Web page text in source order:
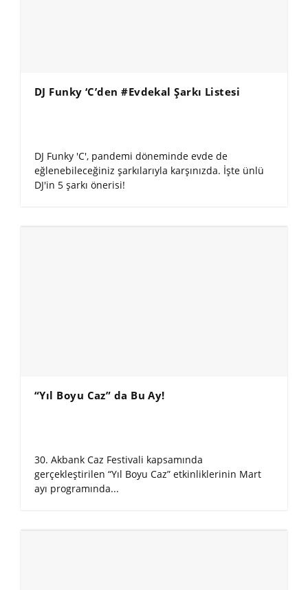
DJ Funky ‘C’den #Evdekal Şarkı Listesi
DJ Funky 'C', pandemi döneminde evde de
eğlenebileceğiniz şarkılarıyla karşınızda. İşte ünlü
DJ'in 5 şarkı önerisi!
“Yıl Boyu Caz” da Bu Ay!
30. Akbank Caz Festivali kapsamında
gerçekleştirilen “Yıl Boyu Caz” etkinliklerinin Mart
ayı programında...